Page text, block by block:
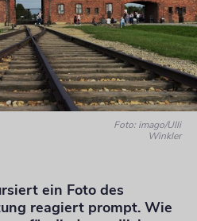
Foto: imago/Ulli
Winkler
ein Foto des
reagiert prompt. Wie